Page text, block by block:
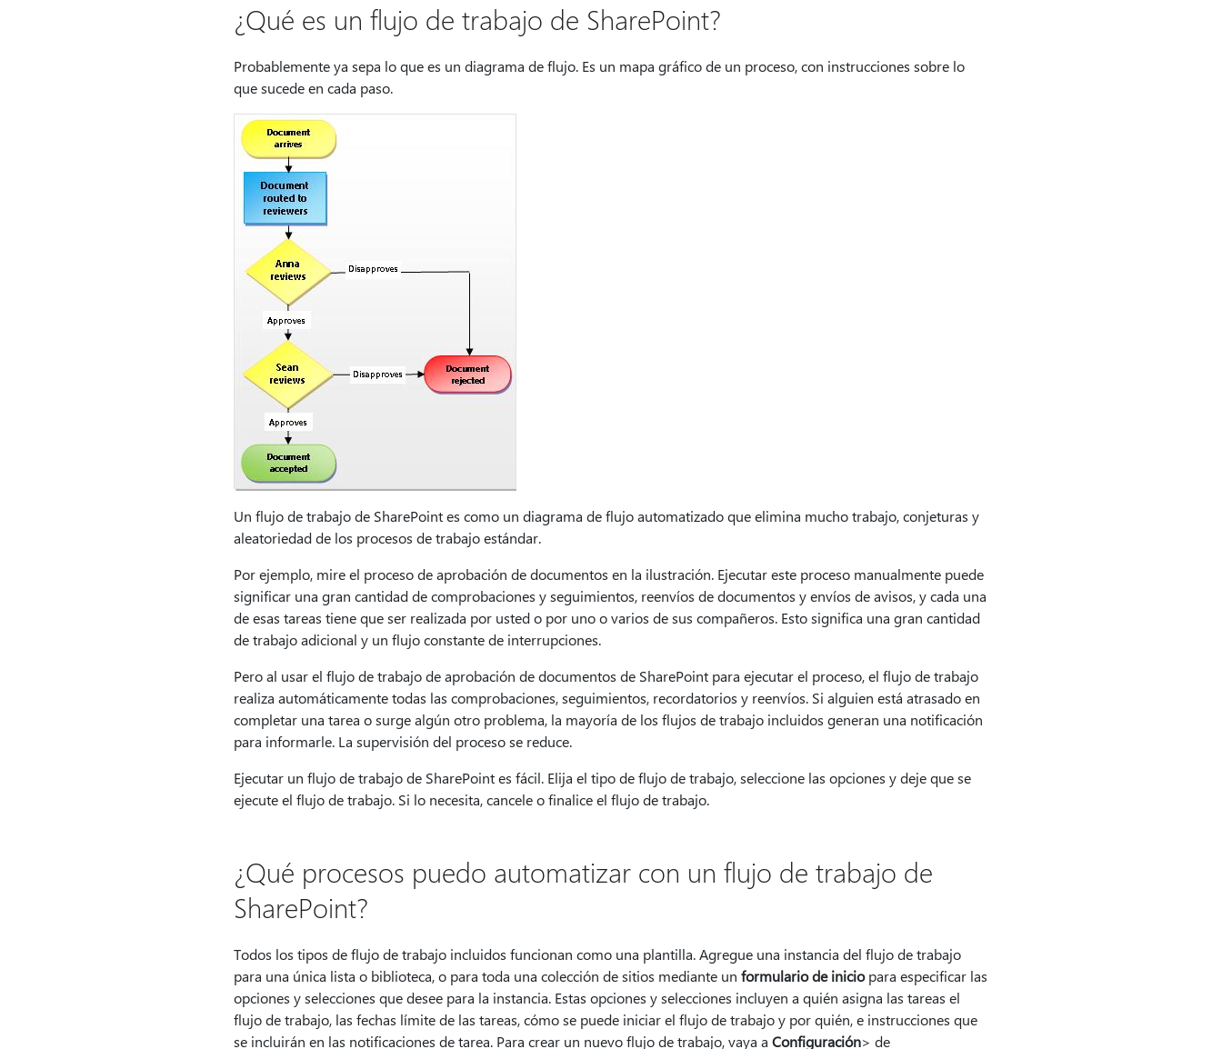
¿Qué es un flujo de trabajo de SharePoint?
Probablemente ya sepa lo que es un diagrama de flujo. Es un mapa gráfico de un proceso, con instrucciones sobre lo
que sucede en cada paso.
Un flujo de trabajo de SharePoint es como un diagrama de flujo automatizado que elimina mucho trabajo, conjeturas y
aleatoriedad de los procesos de trabajo estándar.
Por ejemplo, mire el proceso de aprobación de documentos en la ilustración. Ejecutar este proceso manualmente puede
significar una gran cantidad de comprobaciones y seguimientos, reenvíos de documentos y envíos de avisos, y cada una
de esas tareas tiene que ser realizada por usted o por uno o varios de sus compañeros. Esto significa una gran cantidad
de trabajo adicional y un flujo constante de interrupciones.
Pero al usar el flujo de trabajo de aprobación de documentos de SharePoint para ejecutar el proceso, el flujo de trabajo
realiza automáticamente todas las comprobaciones, seguimientos, recordatorios y reenvíos. Si alguien está atrasado en
completar una tarea o surge algún otro problema, la mayoría de los flujos de trabajo incluidos generan una notificación
para informarle. La supervisión del proceso se reduce.
Ejecutar un flujo de trabajo de SharePoint es fácil. Elija el tipo de flujo de trabajo, seleccione las opciones y deje que se
ejecute el flujo de trabajo. Si lo necesita, cancele o finalice el flujo de trabajo.
¿Qué procesos puedo automatizar con un flujo de trabajo de
SharePoint?
Todos los tipos de flujo de trabajo incluidos funcionan como una plantilla. Agregue una instancia del flujo de trabajo
para una única lista o biblioteca, o para toda una colección de sitios mediante un formulario de iniciopara especificar las
opciones y selecciones que desee para la instancia. Estas opciones y selecciones incluyen a quién asigna las tareas el
flujo de trabajo, las fechas límite de las tareas, cómo se puede iniciar el flujo de trabajo y por quién, e instrucciones que
se incluirán en las notificaciones de tarea. Para crear un nuevo flujo de trabajo, vaya a Configuración> de